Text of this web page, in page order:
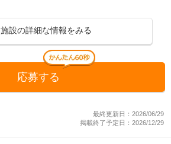
施設の詳細な情報をみる
応募する
最終更新日：2026/06/29
掲載終了予定日：2026/12/29